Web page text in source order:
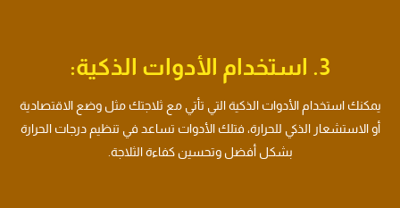
3. استخدام الأدوات الذكية:
يمكنك استخدام الأدوات الذكية التي تأتي مع ثلاجتك مثل وضع الاقتصادية
أو الاستشعار الذكي للحرارة، فتلك الأدوات تساعد في تنظيم درجات الحرارة
بشكل أفضل وتحسين كفاءة الثلاجة.